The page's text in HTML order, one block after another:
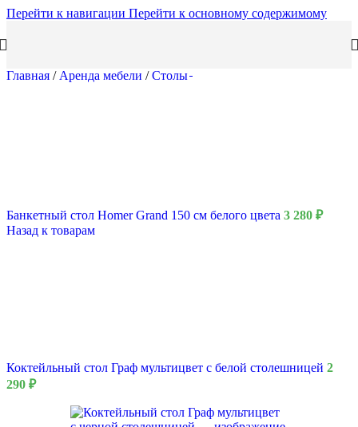
Перейти к навигации Перейти к основному содержимому
Главная / Аренда мебели / Столы
Банкетный стол Homer Grand 150 см белого цвета 3 280 ₽
Назад к товарам
Коктейльный стол Граф мультицвет с белой столешницей 2
290 ₽